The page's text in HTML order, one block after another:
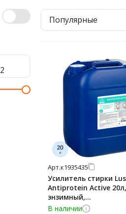
Популярные
Арт.к1935435
Усилитель стирки
Antiprotein Active 20л,
энзимный,
профессиональный
В наличии